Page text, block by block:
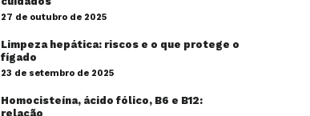
27 de outubro de 2025
Limpeza hepática: riscos e o que protege o
fígado
23 de setembro de 2025
Homocisteína, ácido fólico, B6 e B12:
relação